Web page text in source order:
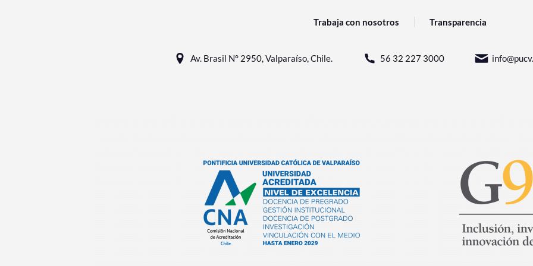
Trabaja con nosotros Transparencia
Av. Brasil N° 2950, Valparaíso, Chile. 56 32 227 3000